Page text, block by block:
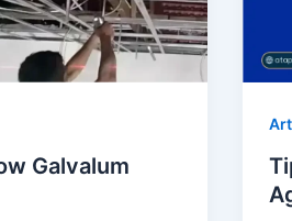
Galvalum